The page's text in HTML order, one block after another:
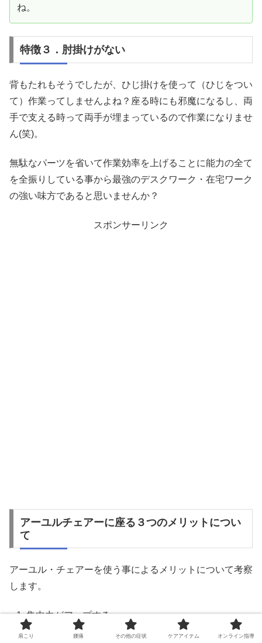
ね。
特徴３．肘掛けがない
背もたれもそうでしたが、ひじ掛けを使って（ひじをつい
て）作業ってしませんよね？座る時にも邪魔になるし、両
手で支える時って両手が埋まっているので作業になりませ
ん(笑)。
無駄なパーツを省いて作業効率を上げることに能力の全て
を全振りしている事から最強のデスクワーク・在宅ワーク
の強い味方であると思いませんか？
スポンサーリンク
アーユルチェアーに座る３つのメリットについ
て
アーユル・チェアーを使う事によるメリットについて考察
します。
集中力がアップする
作業効率アップ
肩こり 腰痛 その他の症状 ケアアイテム オンライン指導